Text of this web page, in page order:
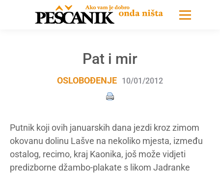
Pat i mir
OSLOBOĐENJE 10/01/2012
Putnik koji ovih januarskih dana jezdi kroz zimom
okovanu dolinu Lašve na nekoliko mjesta, između
ostalog, recimo, kraj Kaonika, još može vidjeti
predizborne džambo-plakate s likom Jadranke